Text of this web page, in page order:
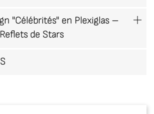
"Célébrités" en Plexiglas –
de Stars
